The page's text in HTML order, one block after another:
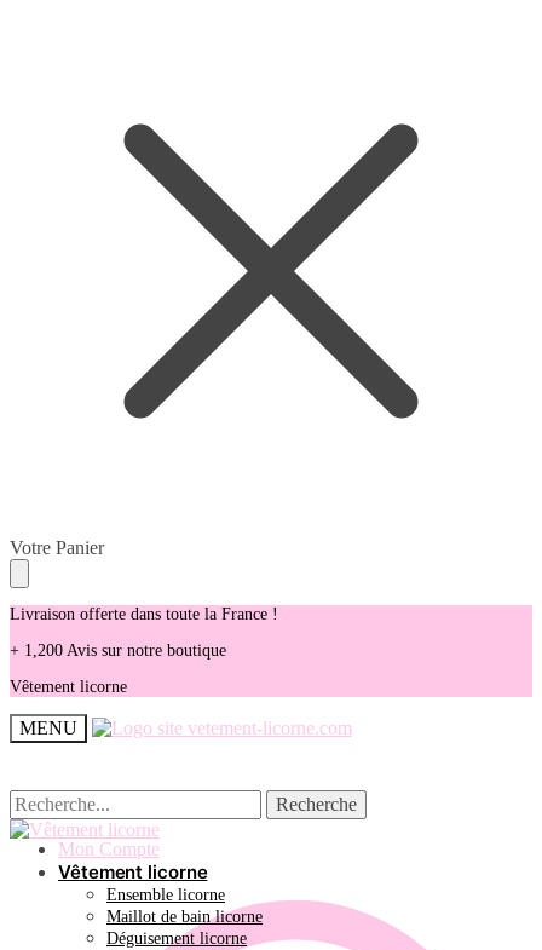
Skip
to
navigation
Skip
to
content
Votre Panier
Livraison offerte dans toute la France !
+ 1,200 Avis sur notre boutique
Vêtement licorne
MENU
Recherche
pour :
Recherche
Mon Compte
Recherche
pour :
Recherche
Vêtement licorne
Ensemble licorne
Maillot de bain licorne
Déguisement licorne